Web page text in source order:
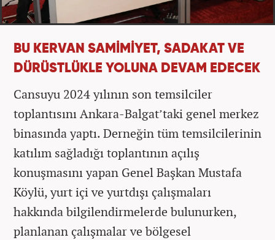
BU KERVAN SAMİMİYET, SADAKAT VE
DÜRÜSTLÜKLE YOLUNA DEVAM EDECEK
Cansuyu 2024 yılının son temsilciler
toplantısını Ankara-Balgat’taki genel merkez
binasında yaptı. Derneğin tüm temsilcilerinin
katılım sağladığı toplantının açılış
konuşmasını yapan Genel Başkan Mustafa
Köylü, yurt içi ve yurtdışı çalışmaları
hakkında bilgilendirmelerde bulunurken,
planlanan çalışmalar ve bölgesel